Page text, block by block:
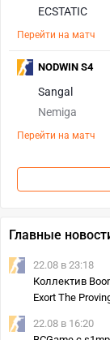
ECSTATIC
Перейти на матч
Sangal
Nemiga
Перейти на матч
NODWIN S4
Главные
22.08 в 23:18
Коллектив
Exort The
22.08 в 16:20